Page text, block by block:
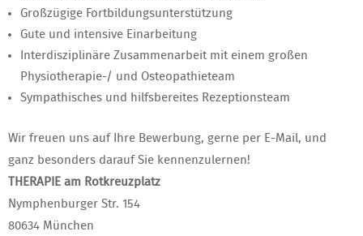
Großzügige Fortbildungsunterstützung
Gute und intensive Einarbeitung
Interdisziplinäre Zusammenarbeit mit einem großen
Physiotherapie-/ und Osteopathieteam
Sympathisches und hilfsbereites Rezeptionsteam
Wir freuen uns auf Ihre Bewerbung, gerne per E-Mail, und
ganz besonders darauf Sie kennenzulernen!
THERAPIE am Rotkreuzplatz
Nymphenburger Str. 154
80634 München